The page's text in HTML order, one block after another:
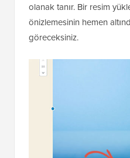
olanak tanır. Bir resim
önizlemesinin hemen
göreceksiniz.